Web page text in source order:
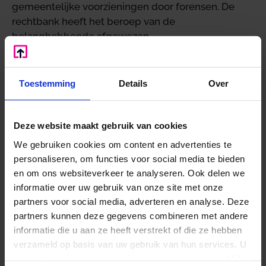
Toestemming Details Over
Deze website maakt gebruik van cookies
We gebruiken cookies om content en advertenties te
personaliseren, om functies voor social media te bieden
en om ons websiteverkeer te analyseren. Ook delen we
informatie over uw gebruik van onze site met onze
partners voor social media, adverteren en analyse. Deze
partners kunnen deze gegevens combineren met andere
informatie die u aan ze heeft verstrekt of die ze hebben
verzameld op basis van uw gebruik van hun services. U
gemeentelijke voorzieningen door forensen. De
rechtbank heeft het beroep van de
belanghebbende afgewezen.
Oordeel van het hof
Het hof heeft in hoger beroep grotendeels het
oordeel van de rechtbank bevestigd. Het hof
voor de forensenbelasting vast te stellen, zolang
deze niet in strijd zijn met de wet. Wel oordeelde
het hof dat de gemeenteraad nalatig was geweest
in het afwegen van de gevolgen voor eigenaren
van tweede woningen. Het besluit berust op een
onzorgvuldige voorbereiding, maar de aanslag
bleef in stand. De gemeente mocht de
forensenbelasting heffen op basis van de WOZ-
waarde.